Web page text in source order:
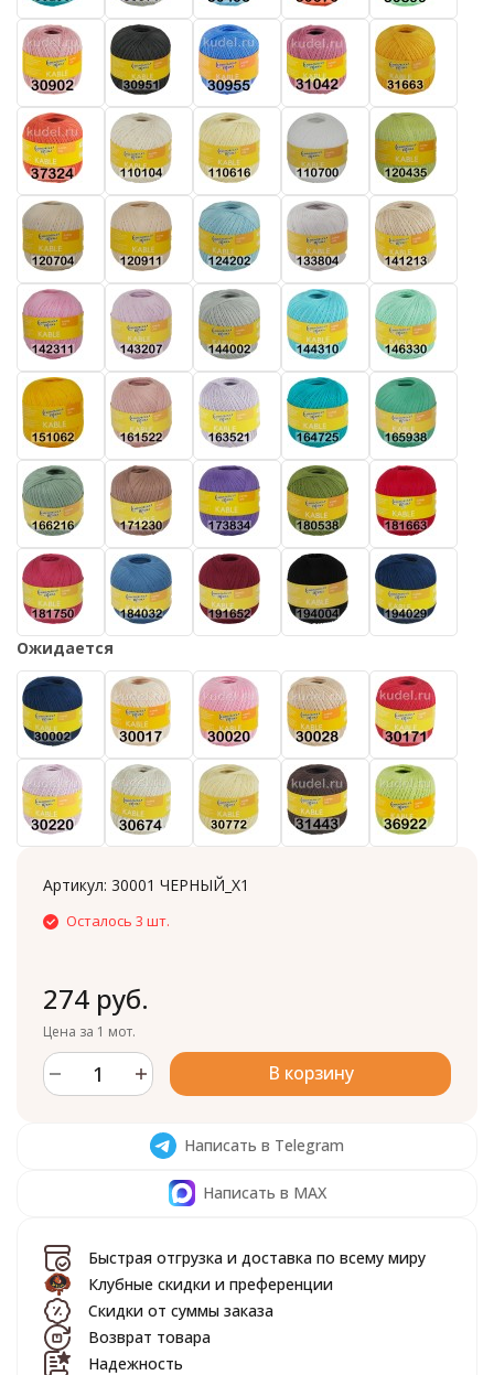
Ожидается
Артикул: 30001 ЧЕРНЫЙ_X1
Осталось 3 шт.
274 руб.
Цена за 1 мот.
В корзину
Написать в Telegram
Написать в MAX
Быстрая отгрузка и доставка по всему миру
Клубные скидки и преференции
Скидки от суммы заказа
Возврат товара
Надежность